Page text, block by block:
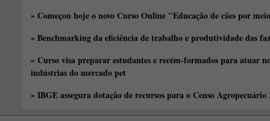
» Começou hoje o novo Curso Online "Educação de cães por
» Benchmarking da eficiência de trabalho e produtividade das
» Curso visa preparar estudantes e recém-formados para atuar
indústrias do mercado pet
» IBGE assegura dotação de recursos para o Censo Agropecuário